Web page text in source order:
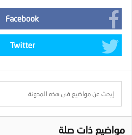
Facebook
Twitter
مواضيع ذات صلة